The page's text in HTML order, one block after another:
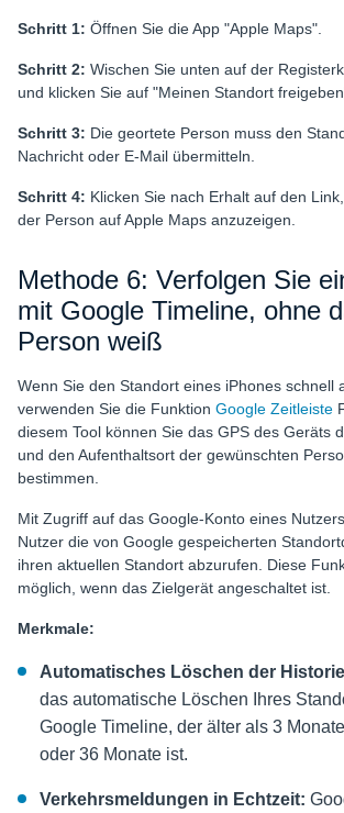
Schritt 1: Öffnen Sie die App "Apple Maps".
Schritt 2: Wischen Sie unten auf der
und klicken Sie auf "Meinen Standort
Schritt 3: Die geortete Person muss den
Nachricht oder E-Mail übermitteln.
Schritt 4: Klicken Sie nach Erhalt auf den
der Person auf Apple Maps anzuzeigen.
Methode 6: Verfolgen Sie
mit Google Timeline, ohne
Person weiß
Wenn Sie den Standort eines iPhones schnell
verwenden Sie die Funktion Google Zeitleiste
diesem Tool können Sie das GPS des Geräts
und den Aufenthaltsort der gewünschten
bestimmen.
Mit Zugriff auf das Google-Konto eines
Nutzer die von Google gespeicherten
ihren aktuellen Standort abzurufen. Diese
möglich, wenn das Zielgerät angeschaltet ist.
Merkmale:
Automatisches Löschen der
das automatische Löschen Ihres
Google Timeline, der älter als 3
oder 36 Monate ist.
Verkehrsmeldungen in Echtzeit: